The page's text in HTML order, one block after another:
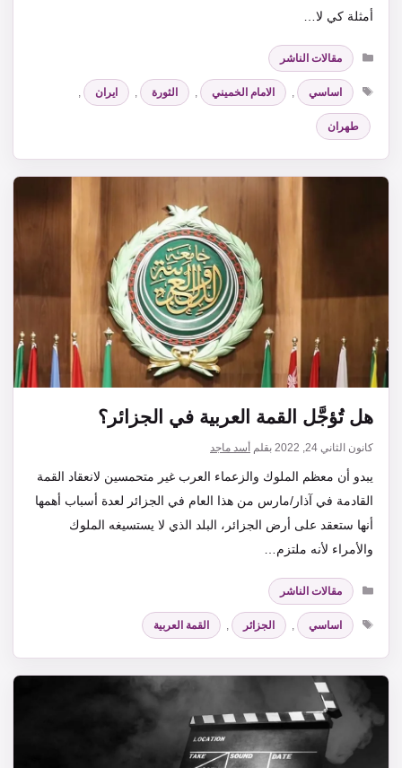
أمثلة كي لا…
التصنيفات
مقالات الناشر
الوسوم
اساسي الامام الخميني الثورة ايران
طهران
هل تُؤجَّل القمة العربية في الجزائر؟
كانون الثاني 24, 2022 بقلم أسد ماجد
يبدو أن معظم الملوك والزعماء العرب غير متحمسين لانعقاد القمة
القادمة في آذار/مارس من هذا العام في الجزائر لعدة أسباب أهمها
أنها ستعقد على أرض الجزائر، البلد الذي لا يستسيغه الملوك
والأمراء لأنه ملتزم…
التصنيفات
مقالات الناشر
الوسوم
اساسي , الجزائر , القمة العربية